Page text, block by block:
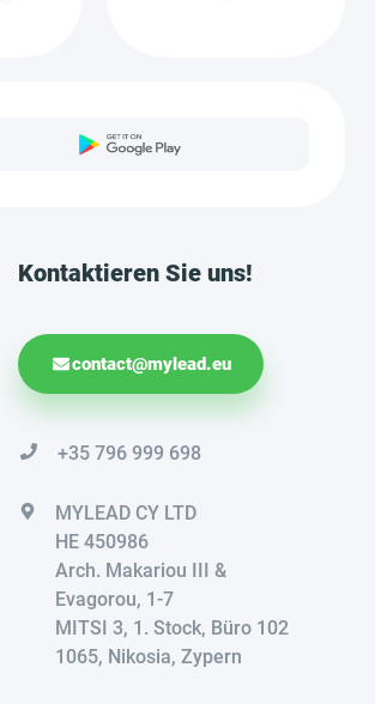
Kontaktieren Sie uns!
contact@mylead.eu
+35 796 999 698
MYLEAD CY LTD
HE 450986
Arch. Makariou III &
Evagorou, 1-7
MITSI 3, 1. Stock, Büro 102
1065, Nikosia, Zypern